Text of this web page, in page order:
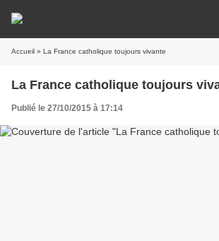
Accueil » La France catholique toujours vivante
La France catholique toujours
Publié le 27/10/2015 à 17:14